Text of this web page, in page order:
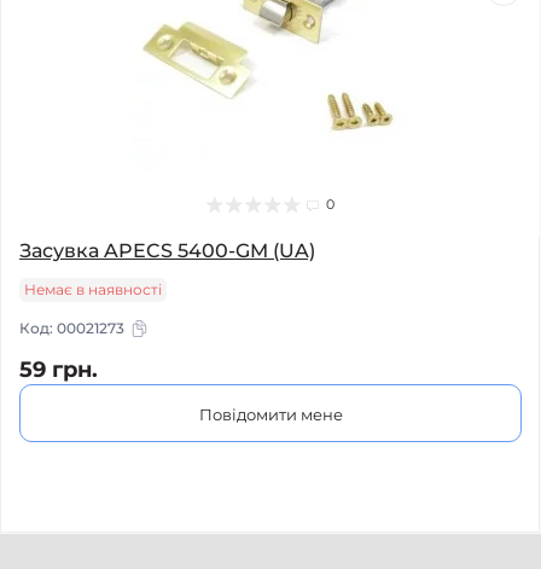
0
Засувка APECS 5400-GM (UA)
Немає в наявності
Код: 00021273
59 грн.
Повідомити мене